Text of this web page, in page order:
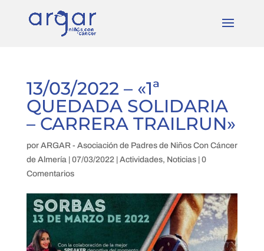
13/03/2022 – «1ª
QUEDADA SOLIDARIA
– CARRERA TRAILRUN»
por ARGAR - Asociación de Padres de Niños Con Cáncer
de Almería| 07/03/2022| Actividades, Noticias| 0
Comentarios